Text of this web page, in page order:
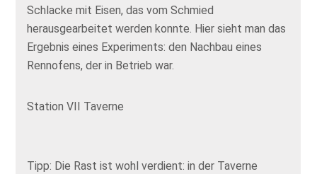
Schlacke mit Eisen, das vom Schmied
herausgearbeitet werden konnte. Hier sieht man das
Ergebnis eines Experiments: den Nachbau eines
Rennofens, der in Betrieb war.
Station VII Taverne
Tipp: Die Rast ist wohl verdient: in der Taverne